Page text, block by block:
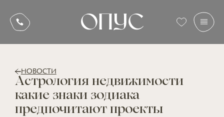
НОВОСТИ
Астрология недвижимости
какие знаки зодиака
предпочитают проекты